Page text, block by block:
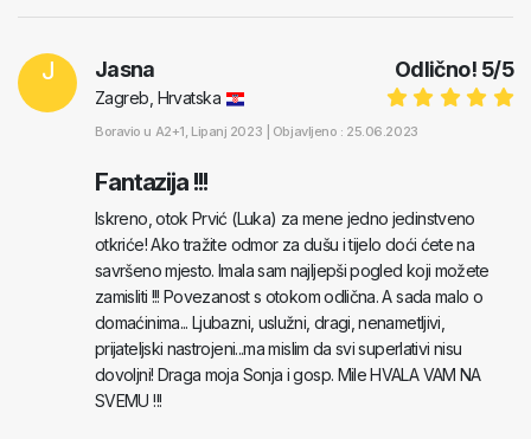
J Odlično! 5/5
Jasna
Zagreb, Hrvatska
Boravio u A2+1, Lipanj 2023 | Objavljeno : 25.06.2023
Fantazija !!!
Iskreno, otok Prvić (Luka) za mene jedno jedinstveno
otkriće! Ako tražite odmor za dušu i tijelo doći ćete na
savršeno mjesto. Imala sam najljepši pogled koji možete
zamisliti !!! Povezanost s otokom odlična. A sada malo o
domaćinima... Ljubazni, uslužni, dragi, nenametljivi,
prijateljski nastrojeni...ma mislim da svi superlativi nisu
dovoljni! Draga moja Sonja i gosp. Mile HVALA VAM NA
SVEMU !!!